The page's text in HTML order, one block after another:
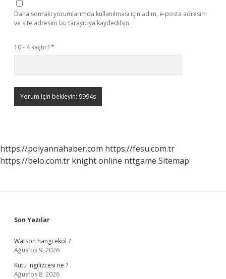
Daha sonraki yorumlarımda kullanılması için adım, e-posta adresim
ve site adresim bu tarayıcıya kaydedilsin.
10 - 4 kaçtır?*
https://polyannahaber.com https://fesu.com.tr
https://belo.com.tr knight online nttgame Sitemap
Sidebar
Son Yazılar
Watson hangi ekol ?
Ağustos 9, 2026
Kutu ingilizcesi ne ?
Ağustos 8, 2026